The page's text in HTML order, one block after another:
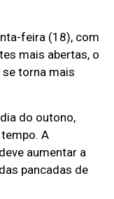
feira (18), com
mais abertas, o
torna mais
do outono,
A
aumentar a
pancadas de